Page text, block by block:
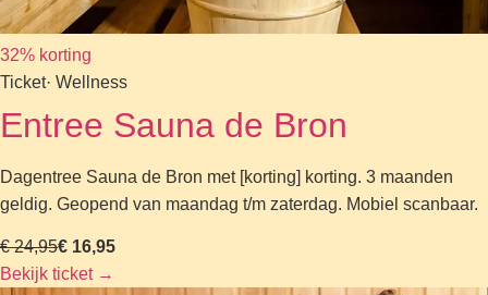
32% korting
Ticket· Wellness
Entree Sauna de Bron
Dagentree Sauna de Bron met [korting] korting. 3 maanden
geldig. Geopend van maandag t/m zaterdag. Mobiel scanbaar.
€ 24,95€ 16,95
Bekijk ticket →